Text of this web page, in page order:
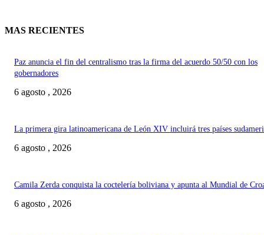
MAS RECIENTES
Paz anuncia el fin del centralismo tras la firma del acuerdo 50/50 con los
gobernadores
6 agosto , 2026
La primera gira latinoamericana de León XIV incluirá tres países
6 agosto , 2026
Camila Zerda conquista la coctelería boliviana y apunta al Mundial de
6 agosto , 2026